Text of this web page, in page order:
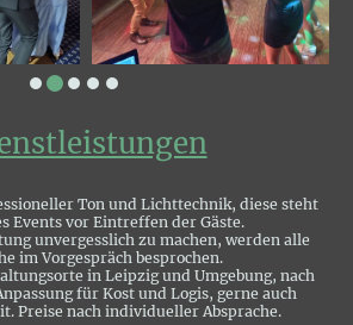
Ton und Lichttechnik, diese steht
Events vor Eintreffen der Gäste.
unvergesslich zu machen, werden alle
im Vorgespräch besprochen.
in Leipzig und Umgebung, nach
für Kost und Logis, gerne auch
Preise nach individueller Absprache.